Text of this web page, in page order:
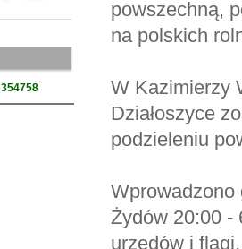
354758
powszechną,
na polskich
W Kazimierzy
Działoszyce
podzieleniu
Wprowadzono
Żydów 20:00 -
urzędów i